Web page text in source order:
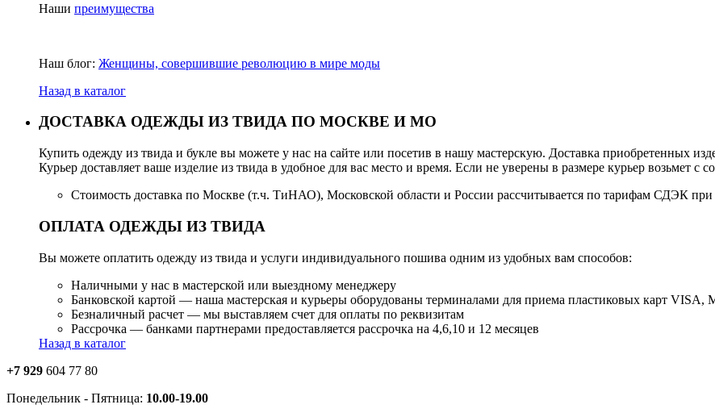
Наши преимущества
Наш блог: Женщины, совершившие революцию в мире моды
Назад в каталог
ДОСТАВКА ОДЕЖДЫ ИЗ ТВИДА ПО МОСКВЕ И МО
Купить одежду из твида и букле вы можете у нас на сайте или посетив в нашу мастерскую. Доставка приобретенных
Курьер доставляет ваше изделие из твида в удобное для вас место и время. Если не уверены в размере курьер возьмет с
Стоимость доставка по Москве (т.ч. ТиНАО), Московской области и России рассчитывается по тарифам СДЭК при
ОПЛАТА ОДЕЖДЫ ИЗ ТВИДА
Вы можете оплатить одежду из твида и услуги индивидуального пошива одним из удобных вам способов:
Наличными у нас в мастерской или выездному менеджеру
Банковской картой — наша мастерская и курьеры оборудованы терминалами для приема пластиковых карт
Безналичный расчет — мы выставляем счет для оплаты по реквизитам
Рассрочка — банками партнерами предоставляется рассрочка на 4,6,10 и 12 месяцев
Назад в каталог
+7 929 604 77 80
Понедельник - Пятница: 10.00-19.00